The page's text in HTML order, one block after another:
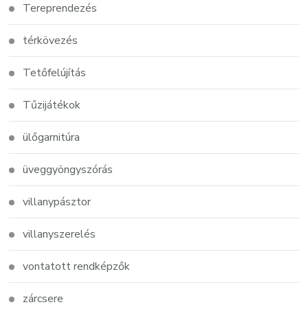
Tereprendezés
térkövezés
Tetőfelújítás
Tűzijátékok
ülőgarnitúra
üveggyöngyszórás
villanypásztor
villanyszerelés
vontatott rendképzők
zárcsere